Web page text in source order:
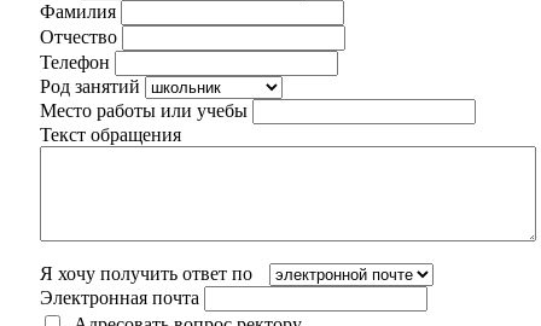
Фамилия
Отчество
Телефон
Род занятий
Место работы или учебы
Текст обращения
Я хочу получить ответ по
Электронная почта